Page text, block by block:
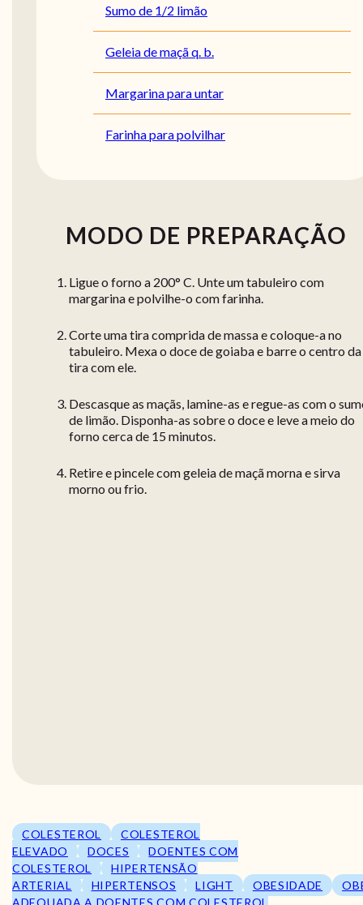
Sumo de 1/2 limão
Geleia de maçã q. b.
Margarina para untar
Farinha para polvilhar
MODO DE PREPARAÇÃO
Ligue o forno a 200° C. Unte um tabuleiro com
margarina e polvilhe-o com farinha.
Corte uma tira comprida de massa e coloque-a no
tabuleiro. Mexa o doce de goiaba e barre o centro da
tira com ele.
Descasque as maçãs, lamine-as e regue-as com o
de limão. Disponha-as sobre o doce e leve a meio do
forno cerca de 15 minutos.
Retire e pincele com geleia de maçã morna e sirva
morno ou frio.
COLESTEROL
COLESTEROL
ELEVADO
DOCES
DOENTES COM
COLESTEROL
HIPERTENSÃO
ARTERIAL
HIPERTENSOS LIGHT OBESIDADE
ADEQUADA A DOENTES COM COLESTEROL